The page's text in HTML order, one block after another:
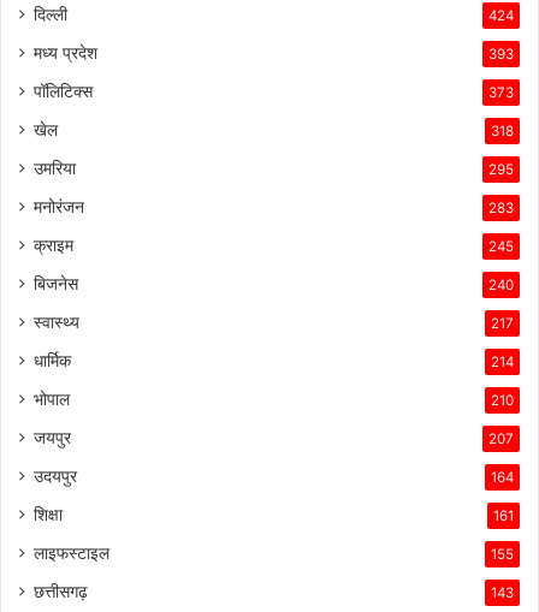
दिल्ली 424
मध्य प्रदेश 393
पॉलिटिक्स 373
खेल 318
उमरिया 295
मनोरंजन 283
क्राइम 245
बिजनेस 240
स्वास्थ्य 217
धार्मिक 214
भोपाल 210
जयपुर 207
उदयपुर 164
शिक्षा 161
लाइफस्टाइल 155
छत्तीसगढ़ 143